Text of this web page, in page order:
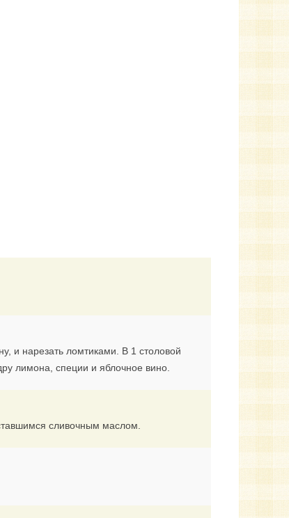
и нарезать ломтиками. В 1 столовой
лимона, специи и яблочное вино.
сливочным маслом.